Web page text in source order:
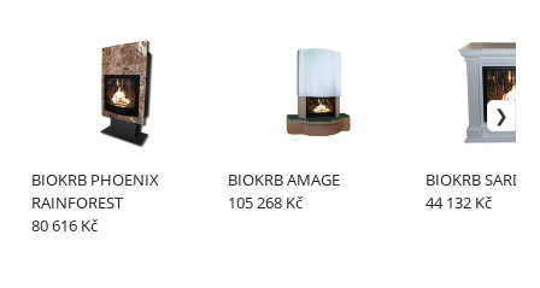
BIOKRB PHOENIX
RAINFOREST
80 616 Kč
BIOKRB AMAGE
105 268 Kč
BIOKRB SARDE
44 132 Kč